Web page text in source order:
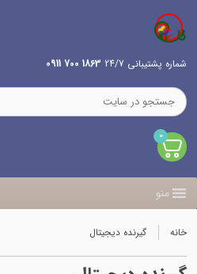
شماره پشتیبانی 24/7 1863 700 0911
0
منو
خانه گیرنده دیجیتال